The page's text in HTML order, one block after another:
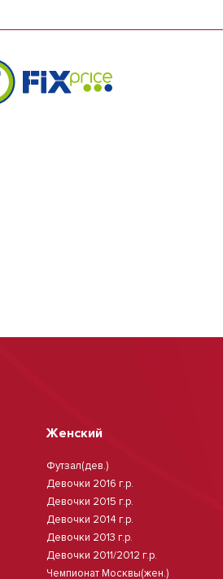
Женский
Футзал(дев.)
Девочки 2016 г.р.
Девочки 2015 г.р.
Девочки 2014 г.р.
Девочки 2013 г.р.
Девочки 2011/2012 г.р.
Чемпионат Москвы(жен.)